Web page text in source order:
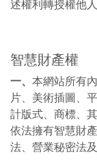
述權利轉授權他人
智慧財產權
一、 本網站所有
片、美術插圖、
計版式、商標、
依法擁有智慧財
法、營業秘密法